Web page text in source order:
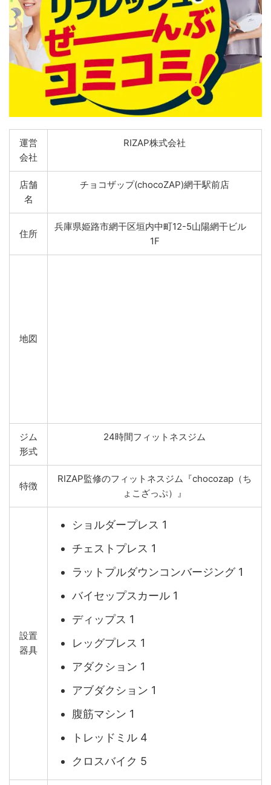
運営
会社
RIZAP株式会社
店舗
名
チョコザップ(chocoZAP)網干駅前店
住所
兵庫県姫路市網干区垣内中町12-5山陽網干ビル
1F
地図
ジム
形式
24時間フィットネスジム
特徴
RIZAP監修のフィットネスジム『chocozap（ち
ょこざっぷ）』
設置
器具
ショルダープレス 1
チェストプレス 1
ラットプルダウンコンバージング 1
バイセップスカール 1
ディップス 1
レッグプレス 1
アダクション 1
アブダクション 1
腹筋マシン 1
トレッドミル 4
クロスバイク 5